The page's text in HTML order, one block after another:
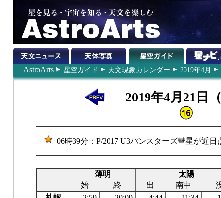
AstroArts 星空ガイド 天文現象カレンダー 2019年4月
2019年4月21日
06時39分：P/2017 U3パンスターズ彗星が近日
薄明
太陽
始
終 出 南中